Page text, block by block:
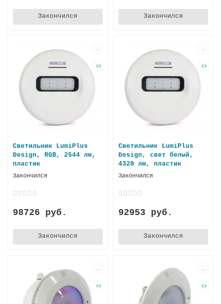
Закончился Закончился
Светильник LumiPlus
Design, RGB, 2544 лм,
пластик
Закончился
98726 руб.
Закончился
Светильник LumiPlus
Design, свет белый,
4320 лм, пластик
Закончился
92953 руб.
Закончился